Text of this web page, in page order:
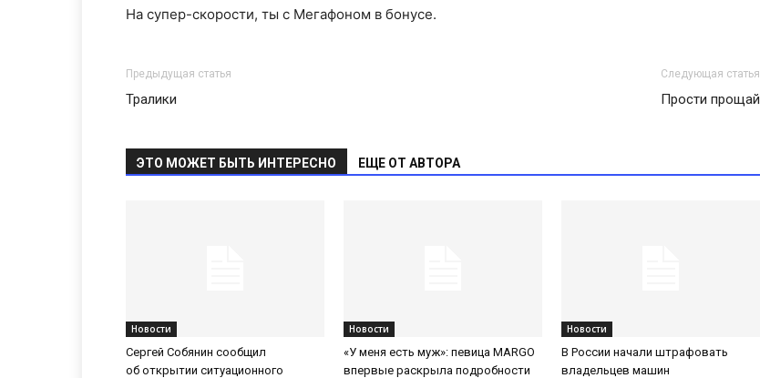
На супер-скорости, ты с Мегафоном в бонусе.
Предыдущая статья
Тралики
Следующая статья
Прости прощай
ЭТО МОЖЕТ БЫТЬ ИНТЕРЕСНО ЕЩЕ ОТ АВТОРА
Новости
Сергей Собянин сообщил
об открытии ситуационного
Новости
«У меня есть муж»: певица MARGO
впервые раскрыла подробности
Новости
В России начали штрафовать
владельцев машин